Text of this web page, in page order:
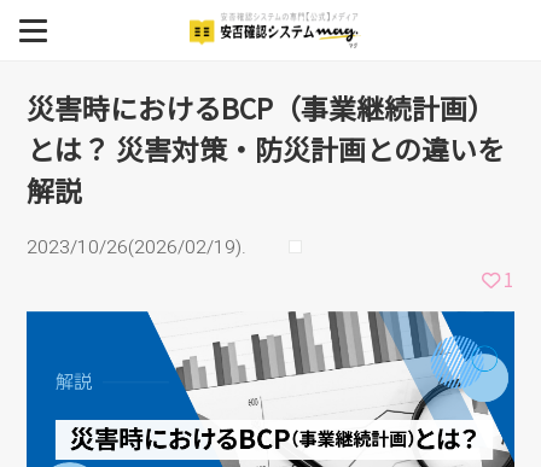
BCP
安否確認システム
安否確認システム導入事例
イベント
セミナー
継続計画）とは？ 災害対
策・防災計画との違いを解
説
災害時におけるBCP（事業継続計画）
とは？ 災害対策・防災計画との違いを
解説
2023/10/26(2026/02/19).
1